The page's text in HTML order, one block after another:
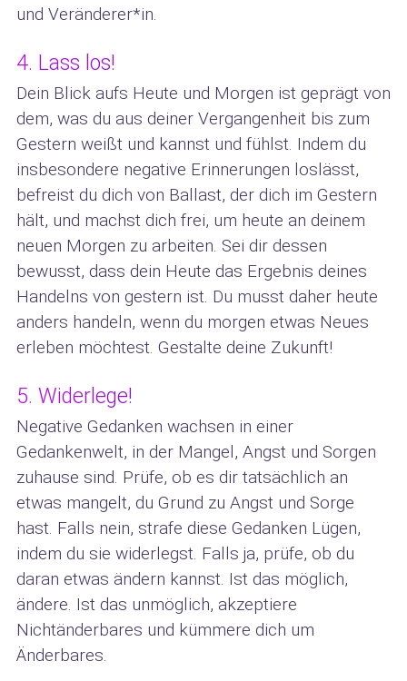
und Veränderer*in.
4. Lass los!
Dein Blick aufs Heute und Morgen ist geprägt von
dem, was du aus deiner Vergangenheit bis zum
Gestern weißt und kannst und fühlst. Indem du
insbesondere negative Erinnerungen loslässt,
befreist du dich von Ballast, der dich im Gestern
hält, und machst dich frei, um heute an deinem
neuen Morgen zu arbeiten. Sei dir dessen
bewusst, dass dein Heute das Ergebnis deines
Handelns von gestern ist. Du musst daher heute
anders handeln, wenn du morgen etwas Neues
erleben möchtest. Gestalte deine Zukunft!
5. Widerlege!
Negative Gedanken wachsen in einer
Gedankenwelt, in der Mangel, Angst und Sorgen
zuhause sind. Prüfe, ob es dir tatsächlich an
etwas mangelt, du Grund zu Angst und Sorge
hast. Falls nein, strafe diese Gedanken Lügen,
indem du sie widerlegst. Falls ja, prüfe, ob du
daran etwas ändern kannst. Ist das möglich,
ändere. Ist das unmöglich, akzeptiere
Nichtänderbares und kümmere dich um
Änderbares.